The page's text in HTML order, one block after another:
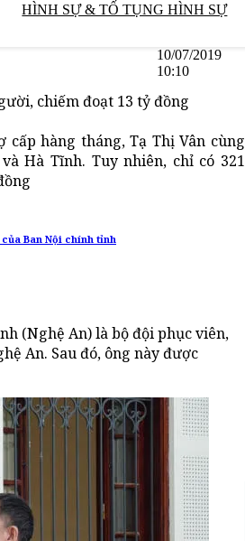
HÌNH SỰ & TỐ TỤNG HÌNH SỰ
10/07/2019
10:10
chiếm đoạt 13 tỷ đồng
hàng tháng, Tạ Thị Vân cùng
Hà Tĩnh. Tuy nhiên, chỉ có 321
của Ban Nội chính tỉnh
(Nghệ An) là bộ đội phục viên,
An. Sau đó, ông này được